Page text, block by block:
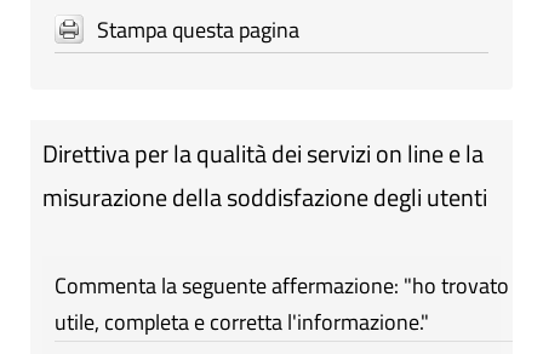
Stampa questa pagina
Direttiva per la qualità dei servizi on line e la
misurazione della soddisfazione degli utenti
Commenta la seguente affermazione: "ho trovato
utile, completa e corretta l'informazione."